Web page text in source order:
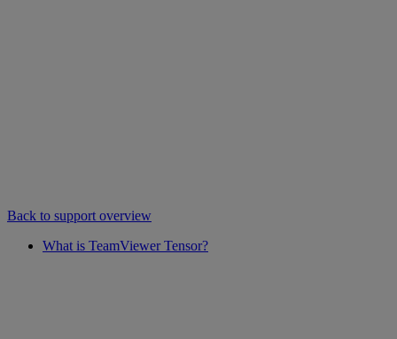
Back to support overview
What is TeamViewer Tensor?